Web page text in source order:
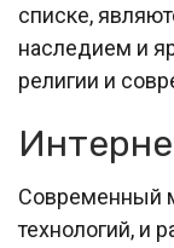
списке,
наследием и
религии и
Современный
технологий, и